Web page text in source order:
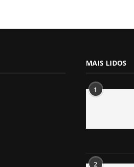
MAIS LIDOS
1
2